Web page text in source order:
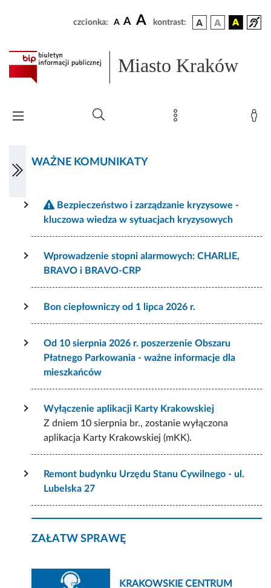
czcionka: A A A kontrast:
Miasto Kraków
WAŻNE KOMUNIKATY
Bezpieczeństwo i zarządzanie kryzysowe -
kluczowa wiedza w sytuacjach kryzysowych
Wprowadzenie stopni alarmowych: CHARLIE,
BRAVO i BRAVO-CRP
Bon ciepłowniczy od 1 lipca 2026 r.
Od 10 sierpnia 2026 r. poszerzenie Obszaru
Płatnego Parkowania - ważne informacje dla
mieszkańców
Wyłączenie aplikacji Karty Krakowskiej
Z dniem 10 sierpnia br., zostanie wyłączona
aplikacja Karty Krakowskiej (mKK).
Remont budynku Urzędu Stanu Cywilnego - ul.
Lubelska 27
ZAŁATW SPRAWĘ
KRAKOWSKIE CENTRUM